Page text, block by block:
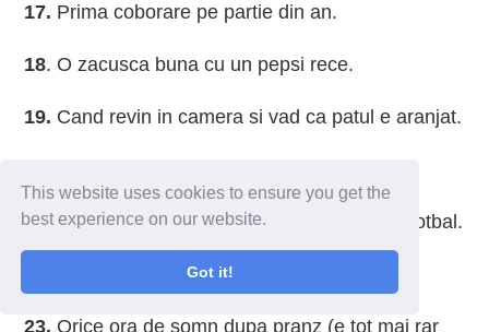
This website uses cookies to ensure you get the
best experience on our website.
Got it!
17. Prima coborare pe partie din an.
18. O zacusca buna cu un pepsi rece.
19. Cand revin in camera si vad ca patul e aranjat.
21. Mirosul de gazon, inainte de un meci de fotbal.
Orice cuplu simpatic de batranei.
23. Orice ora de somn dupa pranz (e tot mai rar